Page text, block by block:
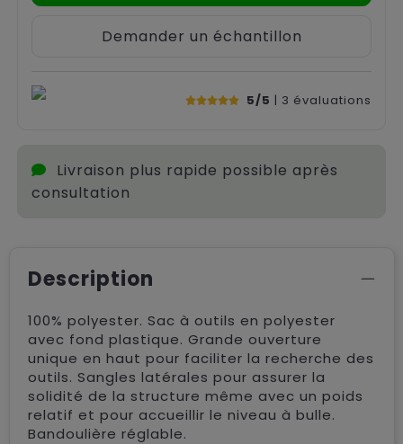
Demander un échantillon
5/5 | 3 évaluations
Livraison plus rapide possible après
consultation
Description
100% polyester. Sac à outils en polyester
avec fond plastique. Grande ouverture
unique en haut pour faciliter la recherche des
outils. Sangles latérales pour assurer la
solidité de la structure même avec un poids
relatif et pour accueillir le niveau à bulle.
Bandoulière réglable.